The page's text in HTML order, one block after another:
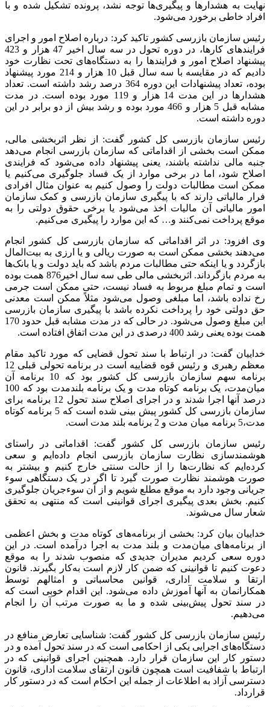
نهایت به هشدار‌ها و پیگیری‌ها توجه نشد، پرونده تشکیل شده و با
افراد خاطی برخورد می‌شود.
رئیس سازمان بازرسی کشور تاکید کرد: درباره اصلاح امور و اجرای
فرایند‌های کارها، در دوره تحول در سه سال اخیر 47 هزار و 423
پیشنهاد اصلاح امور و فرایند‌ها را به دستگاه‌های تحت نظارت خود
دادیم که در مقایسه با سه سال قبل 10 هزار و 214 مورد پیشنهاد
بوده، تعداد پیشنهادات این دوره 364 درصد رشد داشته است. تعداد
هشدار‌ها در این مدت 14 هزار و 119 مورد بوده است. در مدت
مشابه قبل 5 هزار و 466 مورد بوده و رشد بیش از دو برابر در این
دوره داشته است.
رئیس سازمان بازرسی کل کشور گفت: از نظر اثربخشی مالی،
ممکن است بخشی از اقداماتی که سازمان بازرسی انجام می‌دهد
جنبه مالی نداشته باشند، یعنی پیشنهاد داده می‌شود که فرایندی
اصلاح شود، اما در برخی موارد از یک فساد جلوگیری می‌کنیم یا
ممکن است مطالبات دولت را وصول کنیم به عنوان مثال افرادی
فرار مالیاتی دارند که با پیگیری سازمان بازرسی و کمک سازمان
امور مالیاتی آن مالیات اخذ می‌شود یا برخی حقوق دولتی را به
موقع پرداخت نمی‌کنند و… که این موارد را پیگیری می‌کنیم.
وی افزود: در اثر اقداماتی که سازمان بازرسی کل کشور انجام
می‌دهند بخشی ممکن است به صورت ریالی و یا ارزی به بیت‌المال
بازگردد و یا اینکه حتی مطالبات مردم باشد که باید دولت و یا بانک‌ها
به مردم بازگرداند. اثربخشی مالی طی سه سال اخیر876 همت بوده
است و تمام مبلغ مربوط به فساد نیست، حتی ممکن است جرمی
رخ نداده باشد، اما مبلغی وصول می‌شود مثلاً ممکن است معدنی
حق دولتی خود را پرداخت نکرده باشد با پیگیری سازمان بازرسی
این مبلغ وصول می‌شود. در حالی که در مدت مشابه قبل حدود 170
همت بوده یعنی رشد 400 درصدی در این مدت اتفاق افتاده است.
خداییان گفت: در ارتباط با سند تحول قضایی که مورد تاکید مقام
معظم رهبری و رئیس قوه قضاییه است در برنامه تحولی قبلی 12
برنامه سهم سازمان بازرسی کل کشور بود که 10 برنامه آن
میان‌مدت، یک برنامه کوتاه مدت و یک برنامه بلندمدت بود که 100
درصد آنها اجرا شدند و در اجرای اصلاح سند تحول 12 برنامه برای
سازمان بازرسی کل کشور پیش بینی شده است که 5 برنامه کوتاه
مدت،5 برنامه میان مدت و 2 برنامه بلند مدت است.
رئیس سازمان بازرسی کل کشور گفت: اقداماتی در راستای
هوشمندسازی نظارت سازمان بازرسی انجام داده‌ایم و سعی
کرده‌ایم که نظارت‌ها را از حالت سنتی خارج کنیم و بیشتر به
صورت هوشمند نظارت صورت گیرد تا اگر در یک دستگاهی سوء
جریانی وجود دارد به موقع مطلع شویم و از آن سوءجریان جلوگیری
کنیم. بخش بعدی پیگیری اجرای قوانینی است که منتهی به تحقق
شعار سال می‌شوند.
خداییان بیان کرد: بخشی از برنامه‌های کوتاه مدت و بخش اعظمی
از برنامه‌های میان‌مدت و بلند مدت به اجرا درآمده است. در این
دوره سعی کردیم مدیران جدیدی که منصوب شدند را به موقع
دعوت کنیم تا قوانینی که ضمن کار لازم است به‌کار بگیرند. قانون
ارتقا و سلامت اداری، قوانین محاسباتی و امثالهم توسط
همکارانمان به آنها آموزش داده می‌شود. این اقدام خوبی است که
در سند تحول پیش‌بینی شده و ما به صورت مرتب آن را انجام
می‌دهیم.
رئیس سازمان بازرسی کل کشور گفت: شناسایی تعارض منافع در
دستگاه‌های اجرایی یکی از احکامی است که در سند تحول آمده و در
دستور کار این سازمان قرار دارد. همچنین اجرای قوانینی که در
ارتباط با شفافیت است همچون قانون ارتقای سلامت اداری، قانون
دسترسی آزاد به اطلاعات از جمله این احکام است که در دستور کار
قرارداد.